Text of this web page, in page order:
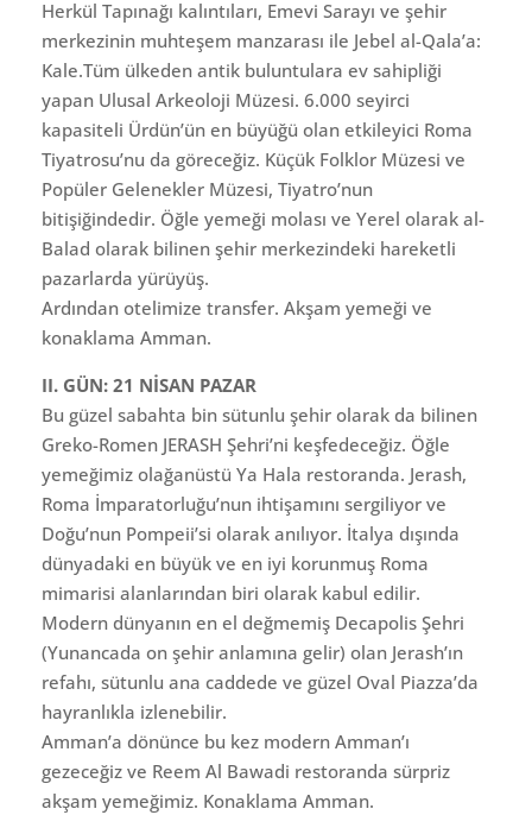
Herkül Tapınağı kalıntıları, Emevi Sarayı ve şehir
merkezinin muhteşem manzarası ile Jebel al-Qala’a:
Kale.Tüm ülkeden antik buluntulara ev sahipliği
yapan Ulusal Arkeoloji Müzesi. 6.000 seyirci
kapasiteli Ürdün’ün en büyüğü olan etkileyici Roma
Tiyatrosu’nu da göreceğiz. Küçük Folklor Müzesi ve
Popüler Gelenekler Müzesi, Tiyatro’nun
bitişiğindedir. Öğle yemeği molası ve Yerel olarak al-
Balad olarak bilinen şehir merkezindeki hareketli
pazarlarda yürüyüş.
Ardından otelimize transfer. Akşam yemeği ve
konaklama Amman.
II. GÜN: 21 NİSAN PAZAR
Bu güzel sabahta bin sütunlu şehir olarak da bilinen
Greko-Romen JERASH Şehri’ni keşfedeceğiz. Öğle
yemeğimiz olağanüstü Ya Hala restoranda. Jerash,
Roma İmparatorluğu’nun ihtişamını sergiliyor ve
Doğu’nun Pompeii’si olarak anılıyor. İtalya dışında
dünyadaki en büyük ve en iyi korunmuş Roma
mimarisi alanlarından biri olarak kabul edilir.
Modern dünyanın en el değmemiş Decapolis Şehri
(Yunancada on şehir anlamına gelir) olan Jerash’ın
refahı, sütunlu ana caddede ve güzel Oval Piazza’da
hayranlıkla izlenebilir.
Amman’a dönünce bu kez modern Amman’ı
gezeceğiz ve Reem Al Bawadi restoranda sürpriz
akşam yemeğimiz. Konaklama Amman.